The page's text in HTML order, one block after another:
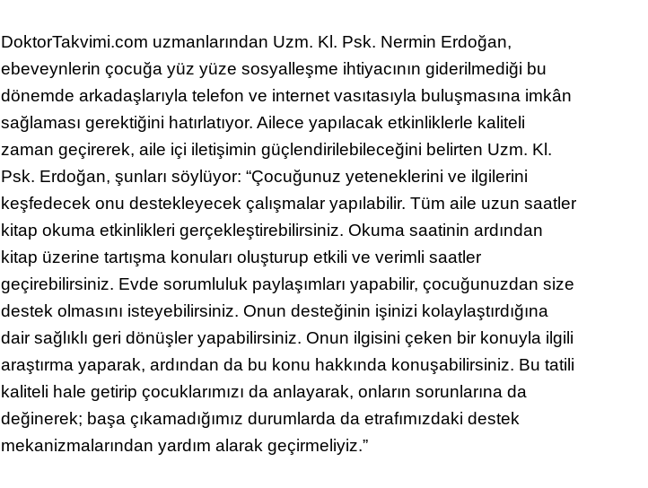
DoktorTakvimi.com uzmanlarından Uzm. Kl. Psk. Nermin Erdoğan,
ebeveynlerin çocuğa yüz yüze sosyalleşme ihtiyacının giderilmediği bu
dönemde arkadaşlarıyla telefon ve internet vasıtasıyla buluşmasına imkân
sağlaması gerektiğini hatırlatıyor. Ailece yapılacak etkinliklerle kaliteli
zaman geçirerek, aile içi iletişimin güçlendirilebileceğini belirten Uzm. Kl.
Psk. Erdoğan, şunları söylüyor: “Çocuğunuz yeteneklerini ve ilgilerini
keşfedecek onu destekleyecek çalışmalar yapılabilir. Tüm aile uzun saatler
kitap okuma etkinlikleri gerçekleştirebilirsiniz. Okuma saatinin ardından
kitap üzerine tartışma konuları oluşturup etkili ve verimli saatler
geçirebilirsiniz. Evde sorumluluk paylaşımları yapabilir, çocuğunuzdan size
destek olmasını isteyebilirsiniz. Onun desteğinin işinizi kolaylaştırdığına
dair sağlıklı geri dönüşler yapabilirsiniz. Onun ilgisini çeken bir konuyla ilgili
araştırma yaparak, ardından da bu konu hakkında konuşabilirsiniz. Bu tatili
kaliteli hale getirip çocuklarımızı da anlayarak, onların sorunlarına da
değinerek; başa çıkamadığımız durumlarda da etrafımızdaki destek
mekanizmalarından yardım alarak geçirmeliyiz.”